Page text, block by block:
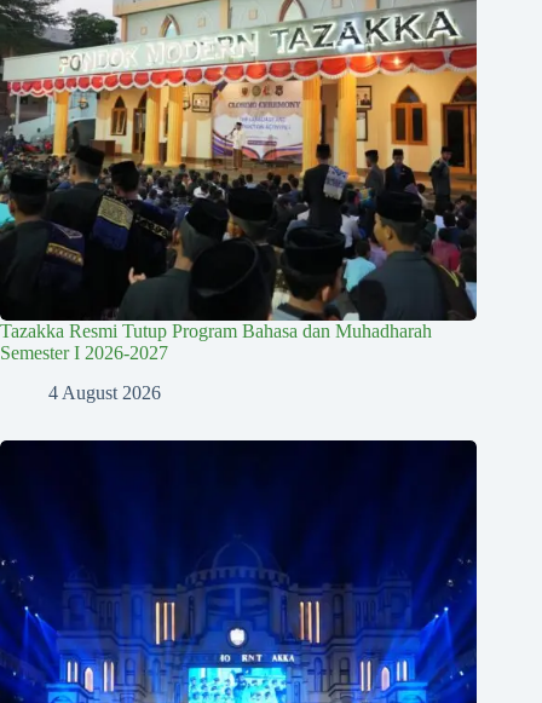
Tazakka Resmi Tutup Program Bahasa dan Muhadharah
Semester I 2026-2027
4 August 2026